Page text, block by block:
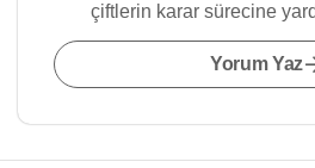
çiftlerin karar sürecine
Yorum Yaz